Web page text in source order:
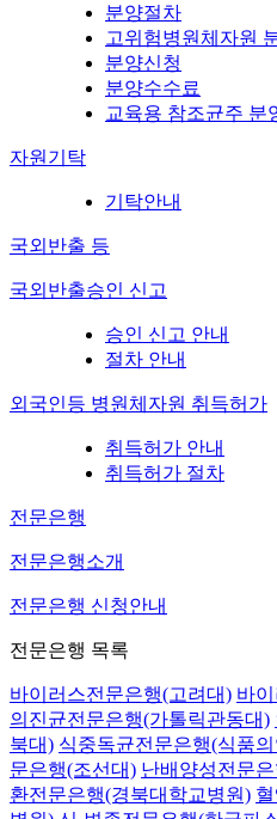
분양절차
고위험병원체자원
분양신청
분양수수료
교육용 참조균주 분
자원기탁
기탁안내
국외반출 등
국외반출승인 신고
승인 신고 안내
절차 안내
외국인등 병원체자원 취득허가
취득허가 안내
취득허가 절차
전문은행
전문은행소개
전문은행 신청안내
전문은행 목록
바이러스전문은행(고려대) 바
의진균전문은행(가톨릭관동대)
북대) 식중독균전문은행(식품
문은행(조선대) 난배양성전문
환전문은행(경북대학교병원)